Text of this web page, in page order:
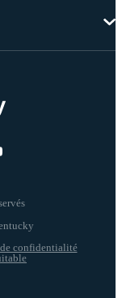
confidentialité